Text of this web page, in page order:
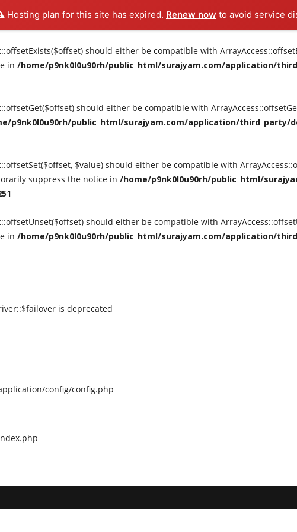
Hosting plan for this site has expired. Renew now to avoid service
should either be compatible with
in /home/p9nk0l0u90rh/public_html/surajyam.com/application/
should either be compatible with
p9nk0l0u90rh/public_html/surajyam.com/application/
$value) should either be compatible with
suppress the notice in /home/p9nk0l0u90rh/public_html/
should either be compatible with
in /home/p9nk0l0u90rh/public_html/surajyam.com/application/
is deprecated
config/config.php